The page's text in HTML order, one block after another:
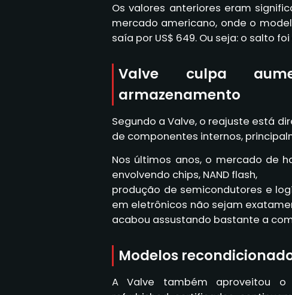
Os valores anteriores eram
mercado americano, onde o
saía por US$ 649. Ou seja: o salto
Valve culpa
armazenamento
Segundo a Valve, o reajuste está
de componentes internos,
Nos últimos anos, o mercado de
envolvendo chips, NAND flash,
produção de semicondutores e
em eletrônicos não sejam
acabou assustando bastante a
Modelos
A Valve também aproveitou